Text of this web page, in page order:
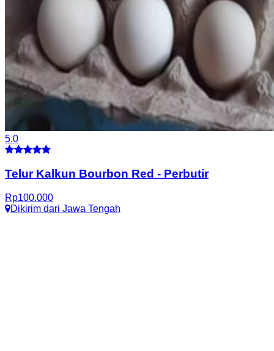
5.0
Telur Kalkun Bourbon Red - Perbutir
Rp100.000
Dikirim dari Jawa Tengah